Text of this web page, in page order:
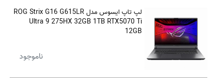
لپ تاپ ایسوس مدل ROG Strix G16 G615LR
Ultra 9 275HX 32GB 1TB RTX5070 Ti
12GB
ناموجود